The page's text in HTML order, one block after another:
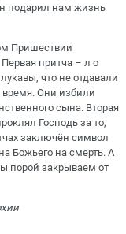
подарил нам жизнь
Пришествии
притча – л о
что не отдавали
время. Они избили
сына. Вторая
Господь за то,
заключён символ
Божьего на смерть. А
порой закрываем от